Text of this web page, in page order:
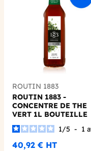
ROUTIN 1883
ROUTIN 1883 -
CONCENTRE DE THE
VERT 1L BOUTEILLE
PET
1/5 - 1
40,92 € HT